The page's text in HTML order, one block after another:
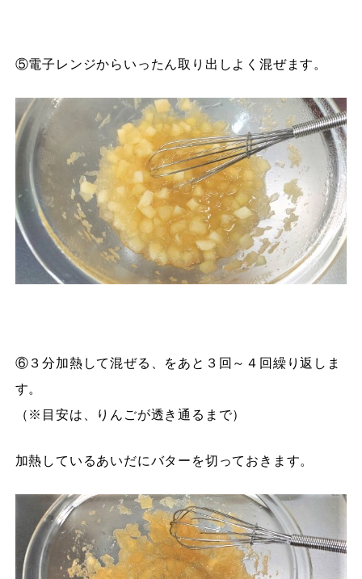
⑤電子レンジからいったん取り出しよく混ぜます。
⑥３分加熱して混ぜる、をあと３回～４回繰り返しま
す。
（※目安は、りんごが透き通るまで）
加熱しているあいだにバターを切っておきます。